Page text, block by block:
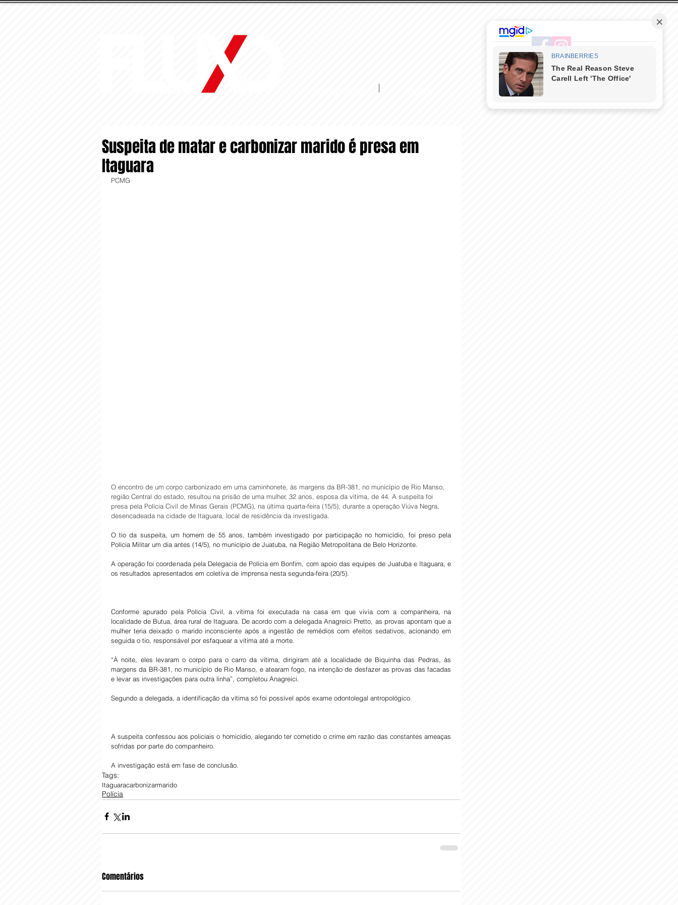
Suspeita de matar e carbonizar marido é presa em
Itaguara
PCMG
O encontro de um corpo carbonizado em uma caminhonete, às margens da BR-381, no município de Rio Manso,
região Central do estado, resultou na prisão de uma mulher, 32 anos, esposa da vítima, de 44. A suspeita foi
presa pela Polícia Civil de Minas Gerais (PCMG), na última quarta-feira (15/5), durante a operação Viúva Negra,
desencadeada na cidade de Itaguara, local de residência da investigada.
O tio da suspeita, um homem de 55 anos, também investigado por participação no homicídio, foi preso pela
Polícia Militar um dia antes (14/5), no município de Juatuba, na Região Metropolitana de Belo Horizonte.
A operação foi coordenada pela Delegacia de Polícia em Bonfim, com apoio das equipes de Juatuba e Itaguara, e
os resultados apresentados em coletiva de imprensa nesta segunda-feira (20/5).
Conforme apurado pela Polícia Civil, a vítima foi executada na casa em que vivia com a companheira, na
localidade de Butua, área rural de Itaguara. De acordo com a delegada Anagreici Pretto, as provas apontam que a
mulher teria deixado o marido inconsciente após a ingestão de remédios com efeitos sedativos, acionando em
seguida o tio, responsável por esfaquear a vítima até a morte.
“À noite, eles levaram o corpo para o carro da vítima, dirigiram até a localidade de Biquinha das Pedras, às
margens da BR-381, no município de Rio Manso, e atearam fogo, na intenção de desfazer as provas das facadas
e levar as investigações para outra linha”, completou Anagreici.
Segundo a delegada, a identificação da vítima só foi possível após exame odontolegal antropológico.
A suspeita confessou aos policiais o homicídio, alegando ter cometido o crime em razão das constantes ameaças
sofridas por parte do companheiro.
A investigação está em fase de conclusão.
Tags:
Itaguaracarbonizarmarido
Polícia
Comentários